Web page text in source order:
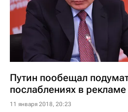
Путин пообещал
послаблениях в рекламе
11 января 2018, 20:23